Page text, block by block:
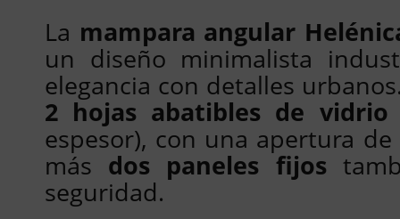
La mampara angular
un diseño minimalista
elegancia con detalles
2 hojas abatibles de vidrio
espesor), con una apertura
más dos paneles fijos
seguridad.